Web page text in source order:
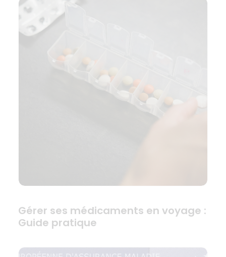
Gérer ses médicaments en voyage :
Guide pratique